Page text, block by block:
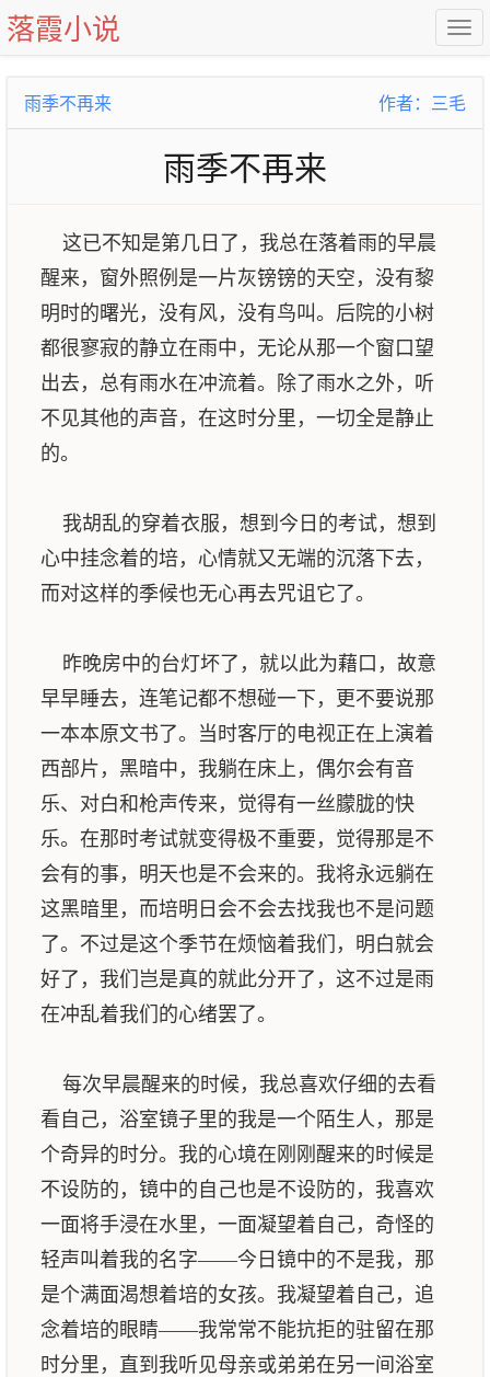
落霞小说
雨季不再来 作者：三毛
雨季不再来
这已不知是第几日了，我总在落着雨的早晨
醒来，窗外照例是一片灰镑镑的天空，没有黎
明时的曙光，没有风，没有鸟叫。后院的小树
都很寥寂的静立在雨中，无论从那一个窗口望
出去，总有雨水在冲流着。除了雨水之外，听
不见其他的声音，在这时分里，一切全是静止
的。
我胡乱的穿着衣服，想到今日的考试，想到
心中挂念着的培，心情就又无端的沉落下去，
而对这样的季候也无心再去咒诅它了。
昨晚房中的台灯坏了，就以此为藉口，故意
早早睡去，连笔记都不想碰一下，更不要说那
一本本原文书了。当时客厅的电视正在上演着
西部片，黑暗中，我躺在床上，偶尔会有音
乐、对白和枪声传来，觉得有一丝朦胧的快
乐。在那时考试就变得极不重要，觉得那是不
会有的事，明天也是不会来的。我将永远躺在
这黑暗里，而培明日会不会去找我也不是问题
了。不过是这个季节在烦恼着我们，明白就会
好了，我们岂是真的就此分开了，这不过是雨
在冲乱着我们的心绪罢了。
每次早晨醒来的时候，我总喜欢仔细的去看
看自己，浴室镜子里的我是一个陌生人，那是
个奇异的时分。我的心境在刚刚醒来的时候是
不设防的，镜中的自己也是不设防的，我喜欢
一面将手浸在水里，一面凝望着自己，奇怪的
轻声叫着我的名字——今日镜中的不是我，那
是个满面渴想着培的女孩。我凝望着自己，追
念着培的眼睛——我常常不能抗拒的驻留在那
时分里，直到我听见母亲或弟弟在另一间浴室